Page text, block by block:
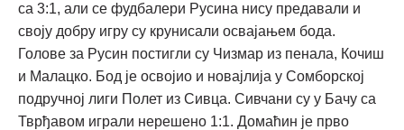
са 3:1, али се фудбалери Русина нису предавали и
своју добру игру су крунисали освајањем бода.
Голове за Русин постигли су Чизмар из пенала, Кочиш
и Малацко. Бод је освојио и новајлија у Сомборској
подручној лиги Полет из Сивца. Сивчани су у Бачу са
Тврђавом играли нерешено 1:1. Домаћин је прво